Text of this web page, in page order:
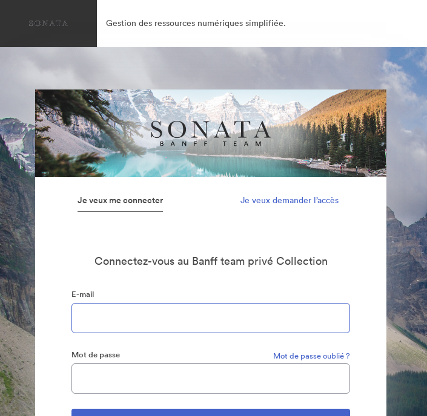
Gestion des ressources numériques simplifiée.
Je veux me connecter Je veux demander l’accès
Connectez-vous au Banff team privé Collection
E-mail
Mot de passe Mot de passe oublié ?